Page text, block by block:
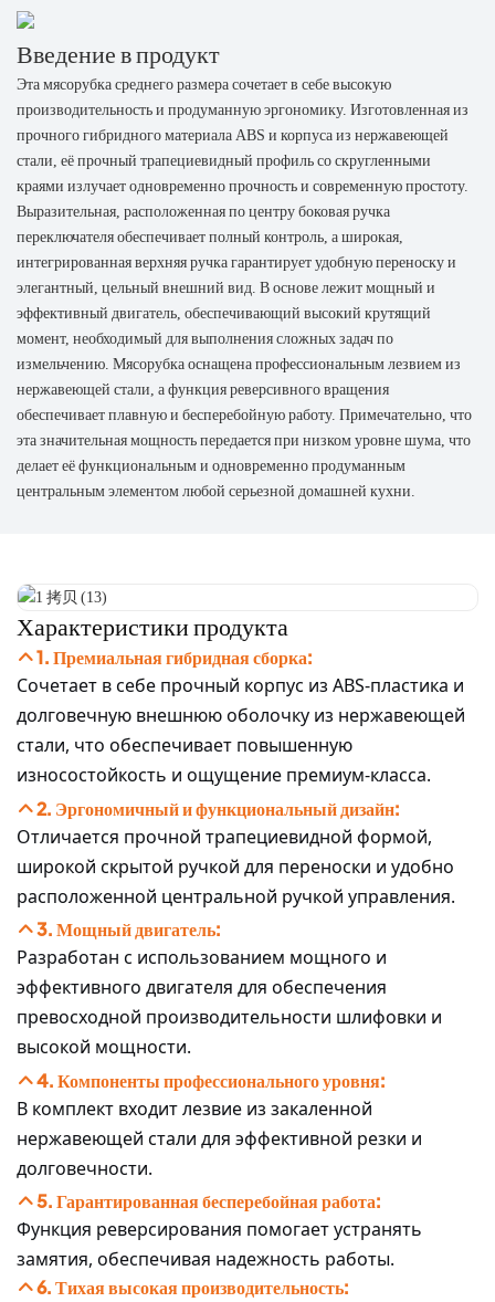
Введение в продукт
Эта мясорубка среднего размера сочетает в себе высокую
производительность и продуманную эргономику. Изготовленная из
прочного гибридного материала ABS и корпуса из нержавеющей
стали, её прочный трапециевидный профиль со скругленными
краями излучает одновременно прочность и современную простоту.
Выразительная, расположенная по центру боковая ручка
переключателя обеспечивает полный контроль, а широкая,
интегрированная верхняя ручка гарантирует удобную переноску и
элегантный, цельный внешний вид. В основе лежит мощный и
эффективный двигатель, обеспечивающий высокий крутящий
момент, необходимый для выполнения сложных задач по
измельчению. Мясорубка оснащена профессиональным лезвием из
нержавеющей стали, а функция реверсивного вращения
обеспечивает плавную и бесперебойную работу. Примечательно, что
эта значительная мощность передается при низком уровне шума, что
делает её функциональным и одновременно продуманным
центральным элементом любой серьезной домашней кухни.
Характеристики продукта
1. Премиальная гибридная сборка:
Сочетает в себе прочный корпус из ABS-пластика и
долговечную внешнюю оболочку из нержавеющей
стали, что обеспечивает повышенную
износостойкость и ощущение премиум-класса.
2. Эргономичный и функциональный дизайн:
Отличается прочной трапециевидной формой,
широкой скрытой ручкой для переноски и удобно
расположенной центральной ручкой управления.
3. Мощный двигатель:
Разработан с использованием мощного и
эффективного двигателя для обеспечения
превосходной производительности шлифовки и
высокой мощности.
4. Компоненты профессионального уровня:
В комплект входит лезвие из закаленной
нержавеющей стали для эффективной резки и
долговечности.
5. Гарантированная бесперебойная работа:
Функция реверсирования помогает устранять
замятия, обеспечивая надежность работы.
6. Тихая высокая производительность: